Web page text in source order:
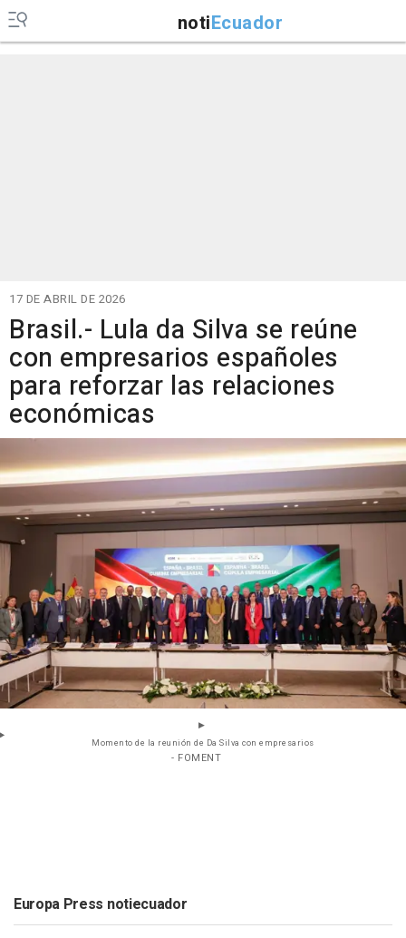
notiEcuador
17 DE ABRIL DE 2026
Brasil.- Lula da Silva se reúne
con empresarios españoles
para reforzar las relaciones
económicas
Momento de la reunión de Da Silva con empresarios
- FOMENT
Europa Press notiecuador